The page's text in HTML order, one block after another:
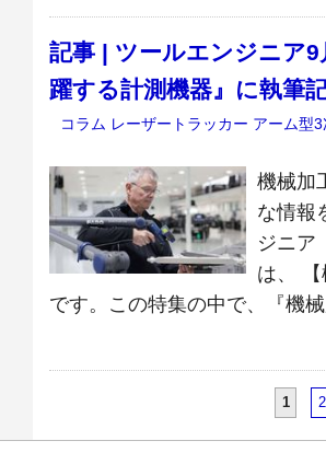
記事 | ツールエンジニア
躍する計測機器』に執筆
コラム レーザートラッカー アーム型
機械加
な情報
ジニア
は、
です。この特集の中で、『機
1 2